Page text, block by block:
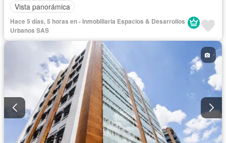
Vista panorámica
Hace 5 días, 5 horas en - Inmobiliaria Espacios & Desarrollos
Urbanos SAS